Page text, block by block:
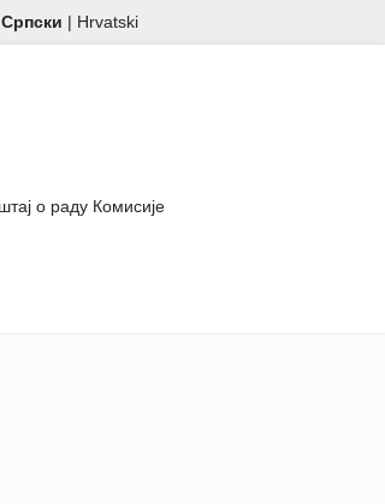
Српски | Hrvatski
о раду Комисије